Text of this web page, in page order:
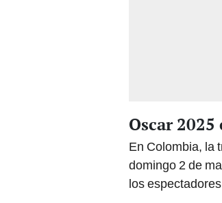
Oscar
En Colombia, la
domingo 2 de
los